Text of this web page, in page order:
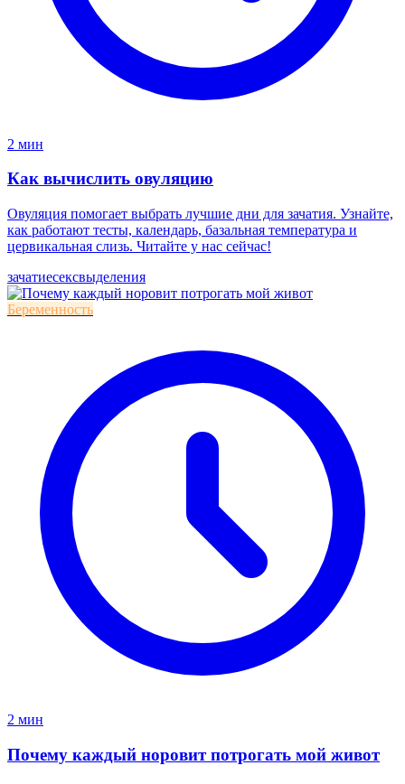
2 мин
Как вычислить овуляцию
Овуляция помогает выбрать лучшие дни для зачатия. Узнайте,
как работают тесты, календарь, базальная температура и
цервикальная слизь. Читайте у нас сейчас!
зачатиесексвыделения
Беременность
2 мин
Почему каждый норовит потрогать мой живот